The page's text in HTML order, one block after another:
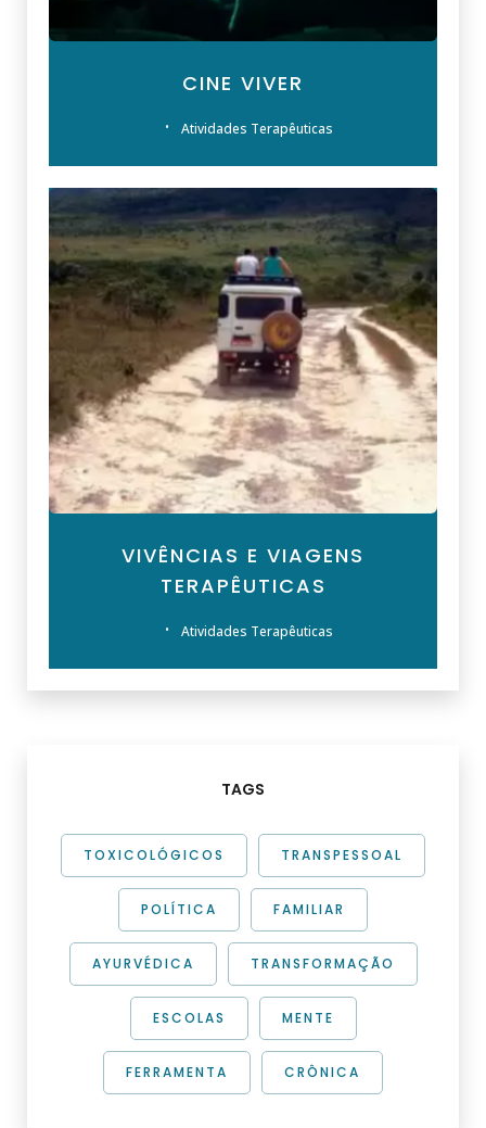
CINE VIVER
Atividades Terapêuticas
VIVÊNCIAS E VIAGENS
TERAPÊUTICAS
Atividades Terapêuticas
TAGS
TOXICOLÓGICOS TRANSPESSOAL
POLÍTICA FAMILIAR
AYURVÉDICA TRANSFORMAÇÃO
ESCOLAS MENTE
FERRAMENTA CRÔNICA